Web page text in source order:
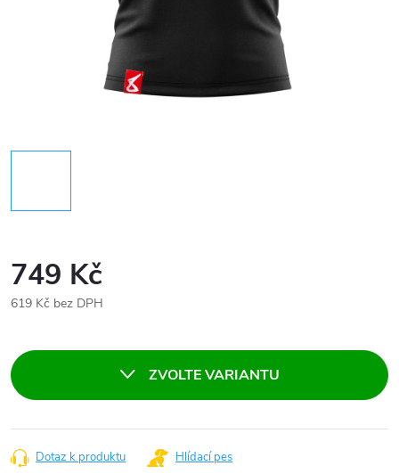
749 Kč
619 Kč bez DPH
ZVOLTE VARIANTU
Dotaz k produktu Hlídací pes